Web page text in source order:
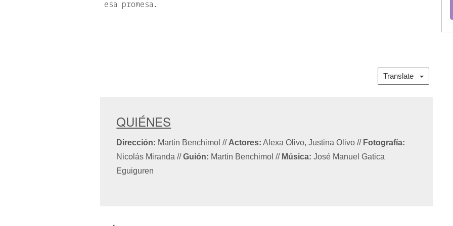
esa promesa.
Translate
QUIÉNES
Dirección: Martin Benchimol// Actores: Alexa Olivo, Justina Olivo// Fotografía:
Nicolás Miranda// Guión: Martin Benchimol// Música: José Manuel Gatica
Eguiguren